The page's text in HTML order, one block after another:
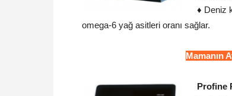
♦ Deniz
omega-6 yağ asitleri oranı sağlar.
Mamanın
Profine